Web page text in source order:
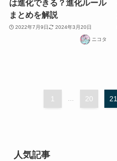
は進化できる？進化ルール
まとめを解説
2022年7月9日 2024年3月20日
ニコタ
1 20 21
人気記事